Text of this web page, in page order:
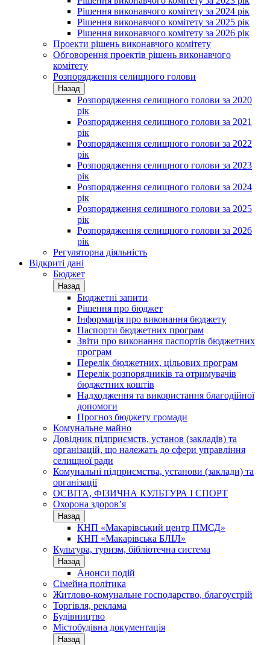
Рішення виконавчого комітету за 2024 рік
Рішення виконавчого комітету за 2025 рік
Рішення виконавчого комітету за 2026 рік
Проекти рішень виконавчого комітету
Обговорення проектів рішень виконавчого
комітету
Розпорядження селищного голови
Назад
Розпорядження селищного голови за 2020
рік
Розпорядження селищного голови за 2021
рік
Розпорядження селищного голови за 2022
рік
Розпорядження селищного голови за 2023
рік
Розпорядження селищного голови за 2024
рік
Розпорядження селищного голови за 2025
рік
Розпорядження селищного голови за 2026
рік
Регуляторна діяльність
Відкриті дані
Бюджет
Назад
Бюджетні запити
Рішення про бюджет
Інформація про виконання бюджету
Паспорти бюджетних програм
Звіти про виконання паспортів бюджетних
програм
Перелік бюджетних, цільових програм
Перелік розпорядників та отримувачів
бюджетних коштів
Надходження та використання благодійної
допомоги
Прогноз бюджету громади
Комунальне майно
Довідник підприємств, установ (закладів) та
організацій, що належать до сфери управління
селищної ради
Комунальні підприємства, установи (заклади) та
організації
ОСВІТА, ФІЗИЧНА КУЛЬТУРА І СПОРТ
Охорона здоров’я
Назад
КНП «Макарівський центр ПМСД»
КНП «Макарівська БЛІЛ»
Культура, туризм, бібліотечна система
Назад
Анонси подій
Сімейна політика
Житлово-комунальне господарство, благоустрій
Торгівля, реклама
Будівництво
Містобудівна документація
Назад